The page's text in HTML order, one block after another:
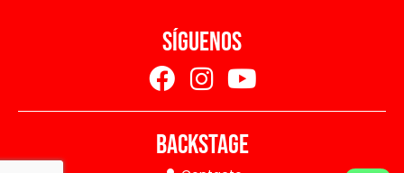
SÍGUENOS
BACKSTAGE